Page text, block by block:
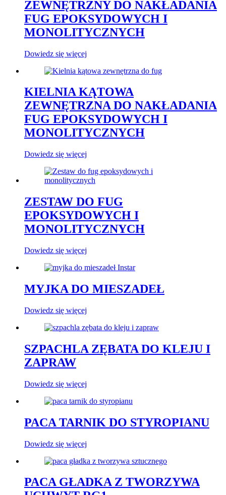
ZEWNĘTRZNY DO NAKŁADANIA
FUG EPOKSYDOWYCH I
MONOLITYCZNYCH
Dowiedz się więcej
KIELNIA KĄTOWA
ZEWNĘTRZNA DO NAKŁADANIA
FUG EPOKSYDOWYCH I
MONOLITYCZNYCH
Dowiedz się więcej
ZESTAW DO FUG
EPOKSYDOWYCH I
MONOLITYCZNYCH
Dowiedz się więcej
MYJKA DO MIESZADEŁ
Dowiedz się więcej
SZPACHLA ZĘBATA DO KLEJU I
ZAPRAW
Dowiedz się więcej
PACA TARNIK DO STYROPIANU
Dowiedz się więcej
PACA GŁADKA Z TWORZYWA